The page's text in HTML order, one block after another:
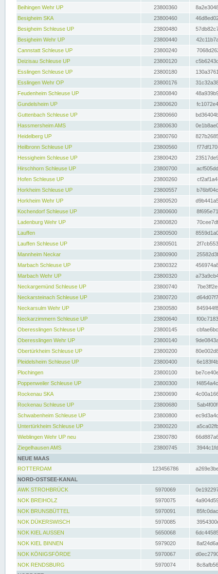
Beihingen Wehr UP
23800360
Besigheim SKA
23800460
Besigheim Schleuse UP
23800480
Besigheim Wehr UP
23800440
Cannstatt Schleuse UP
23800240
Deizisau Schleuse UP
23800120
Esslingen Schleuse UP
23800180
Esslingen Wehr OP
23800176
Feudenheim Schleuse UP
23800840
Gundelsheim UP
23800620
Guttenbach Schleuse UP
23800660
Hassmersheim AMS
23800630
Heidelberg UP
23800760
Heilbronn Schleuse UP
23800560
Hessigheim Schleuse UP
23800420
Hirschhorn Schleuse UP
23800700
Hofen Schleuse UP
23800260
Horkheim Schleuse UP
23800557
Horkheim Wehr UP
23800520
Kochendorf Schleuse UP
23800600
Ladenburg Wehr UP
23800820
Lauffen
23800500
Lauffen Schleuse UP
23800501
Mannheim Neckar
23800900
Marbach Schleuse UP
23800322
Marbach Wehr UP
23800320
Neckargemünd Schleuse UP
23800740
Neckarsteinach Schleuse UP
23800720
Neckarsulm Wehr UP
23800580
Neckarzimmern Schleuse UP
23800640
Oberesslingen Schleuse UP
23800145
Oberesslingen Wehr UP
23800140
Obertürkheim Schleuse UP
23800200
Pleidelsheim Schleuse UP
23800400
Plochingen
23800100
Poppenweiler Schleuse UP
23800300
Rockenau SKA
23800690
Rockenau Schleuse UP
23800680
Schwabenheim Schleuse UP
23800800
Untertürkheim Schleuse UP
23800220
Wieblingen Wehr UP neu
23800780
Ziegelhausen AMS
23800745
NEUE MAAS
ROTTERDAM
123456786
NORD-OSTSEE-KANAL
AWK STROHBRÜCK
5970069
NOK BREIHOLZ
5970075
NOK BRUNSBÜTTEL
5970091
NOK DÜKERSWISCH
5970085
NOK KIEL AUSSEN
5650068
NOK KIEL BINNEN
5979020
NOK KÖNIGSFÖRDE
5970067
NOK RENDSBURG
5970074